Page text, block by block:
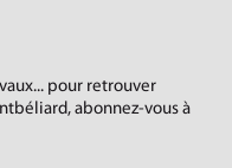
pour retrouver
abonnez-vous à